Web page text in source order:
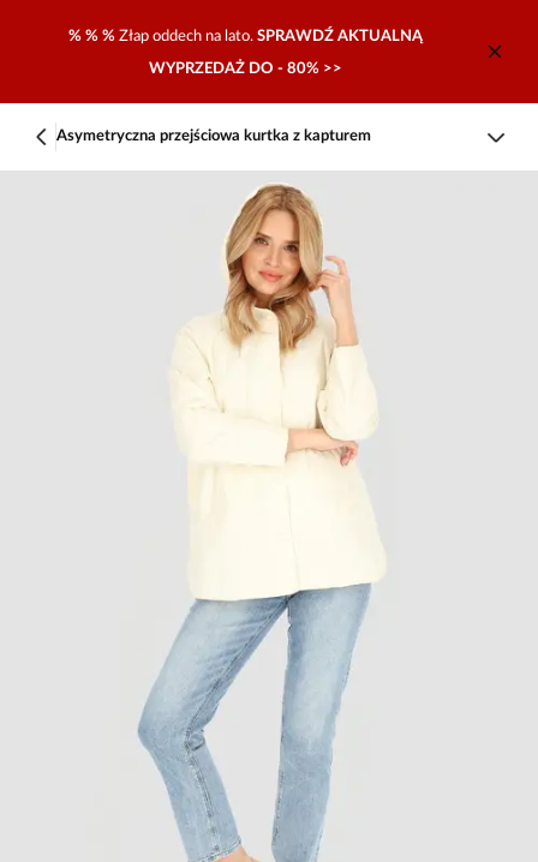
% % % Złap oddech na lato. SPRAWDŹ AKTUALNĄ
WYPRZEDAŻ DO - 80% >>
Asymetryczna przejściowa kurtka z kapturem